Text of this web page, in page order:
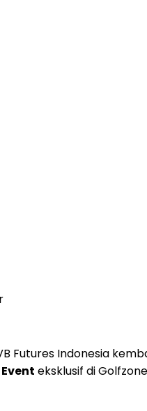
Futures Indonesia
eksklusif di